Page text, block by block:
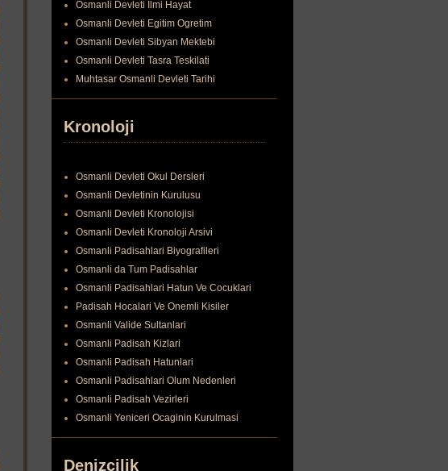
Osmanli Devleti İlmi Hayat
Osmanli Devleti Egitim Ogretim
Osmanli Devleti Sibyan Mektebi
Osmanli Devleti Tasra Teskilati
Muhtasar Osmanli Devleti Tarihi
Kronoloji
Osmanli Devleti Okul Dersleri
Osmanli Devletinin Kurulusu
Osmanli Devleti Kronolojisi
Osmanli Devleti Kronoloji Arsivi
Osmanli Padisahlari Biyografileri
Osmanli da Tum Padisahlar
Osmanli Padisahlari Hatun Ve Cocuklari
Padisah Hocalari Ve Onemli Kisiler
Osmanli Valide Sultanlari
Osmanli Padisah Kizlari
Osmanli Padisah Hatunlari
Osmanli Padisahlari Olum Nedenleri
Osmanli Padisah Vezirleri
Osmanli Yeniceri Ocaginin Kurulmasi
Denizcilik